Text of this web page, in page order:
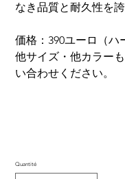
なき品質と耐久性を誇
価格：390ユーロ（
他サイズ・他カラー
い合わせください。
Quantité